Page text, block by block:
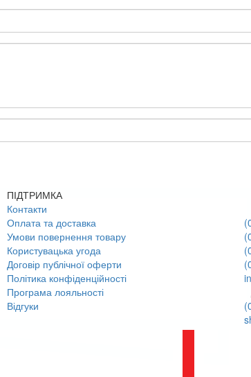
ПІДТРИМКА
Контакти
Оплата та доставка
Умови повернення товару
Користувацька угода
Договір публічної оферти
Політика конфіденційності
Програма лояльності
Відгуки